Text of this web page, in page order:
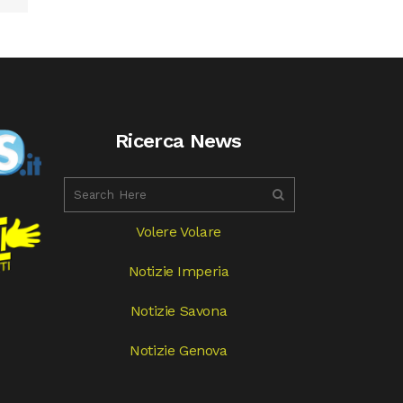
Ricerca News
Volere Volare
Notizie Imperia
Notizie Savona
Notizie Genova